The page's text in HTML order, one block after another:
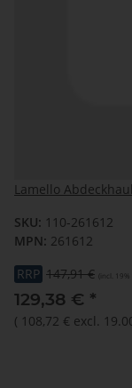
Lamello
SKU: 110-261612
MPN: 261612
RRP 147,91 € (incl. 19%
129,38 € *
( 108,72 € excl.